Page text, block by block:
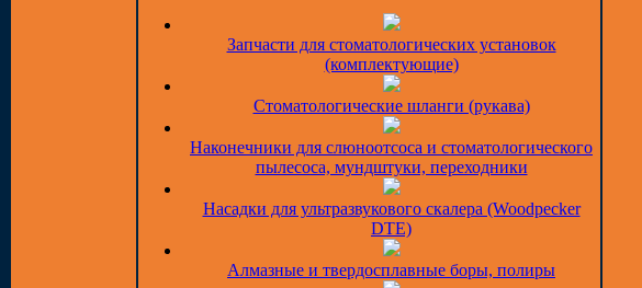
Запчасти для стоматологических установок
(комплектующие)
Стоматологические шланги (рукава)
Наконечники для слюноотсоса и стоматологического
пылесоса, мундштуки, переходники
Насадки для ультразвукового скалера (Woodpecker
DTE)
Алмазные и твердосплавные боры, полиры